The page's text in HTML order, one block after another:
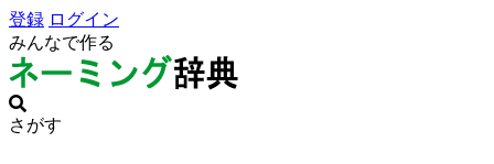
登録 ログイン
みんなで作る
さがす